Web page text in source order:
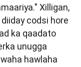
Xilligan,
codsi hore
ka qaadato
unugga
hawlaha